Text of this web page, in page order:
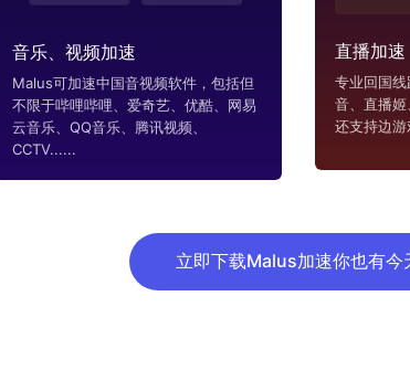
音乐、视频加速
Malus可加速中国音视频软件，包括但
不限于哔哩哔哩、爱奇艺、优酷、网易
云音乐、QQ音乐、腾讯视频、
CCTV......
直播加速
专业回国
音、直播
还支持边
立即下载Malus加速你也有今